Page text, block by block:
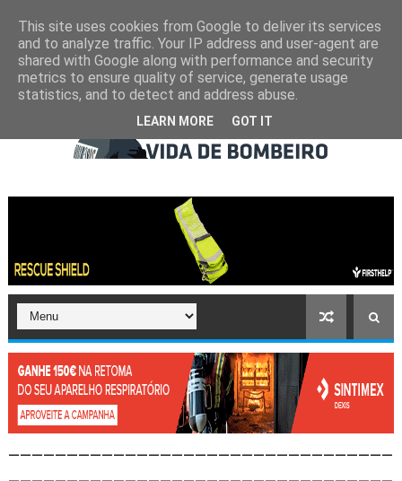
This site uses cookies from Google to deliver its services
and to analyze traffic. Your IP address and user-agent are
shared with Google along with performance and security
metrics to ensure quality of service, generate usage
statistics, and to detect and address abuse.
LEARN MORE GOT IT